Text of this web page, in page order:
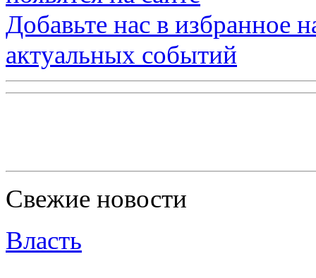
Добавьте нас в избранное
актуальных событий
Свежие новости
Власть